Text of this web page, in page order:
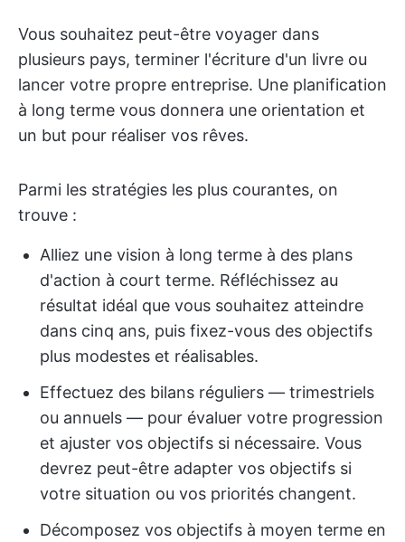
Vous souhaitez peut-être voyager dans
plusieurs pays, terminer l'écriture d'un livre ou
lancer votre propre entreprise. Une planification
à long terme vous donnera une orientation et
un but pour réaliser vos rêves.
Parmi les stratégies les plus courantes, on
trouve :
Alliez une vision à long terme à des plans
d'action à court terme. Réfléchissez au
résultat idéal que vous souhaitez atteindre
dans cinq ans, puis fixez-vous des objectifs
plus modestes et réalisables.
Effectuez des bilans réguliers — trimestriels
ou annuels — pour évaluer votre progression
et ajuster vos objectifs si nécessaire. Vous
devrez peut-être adapter vos objectifs si
votre situation ou vos priorités changent.
Décomposez vos objectifs à moyen terme en